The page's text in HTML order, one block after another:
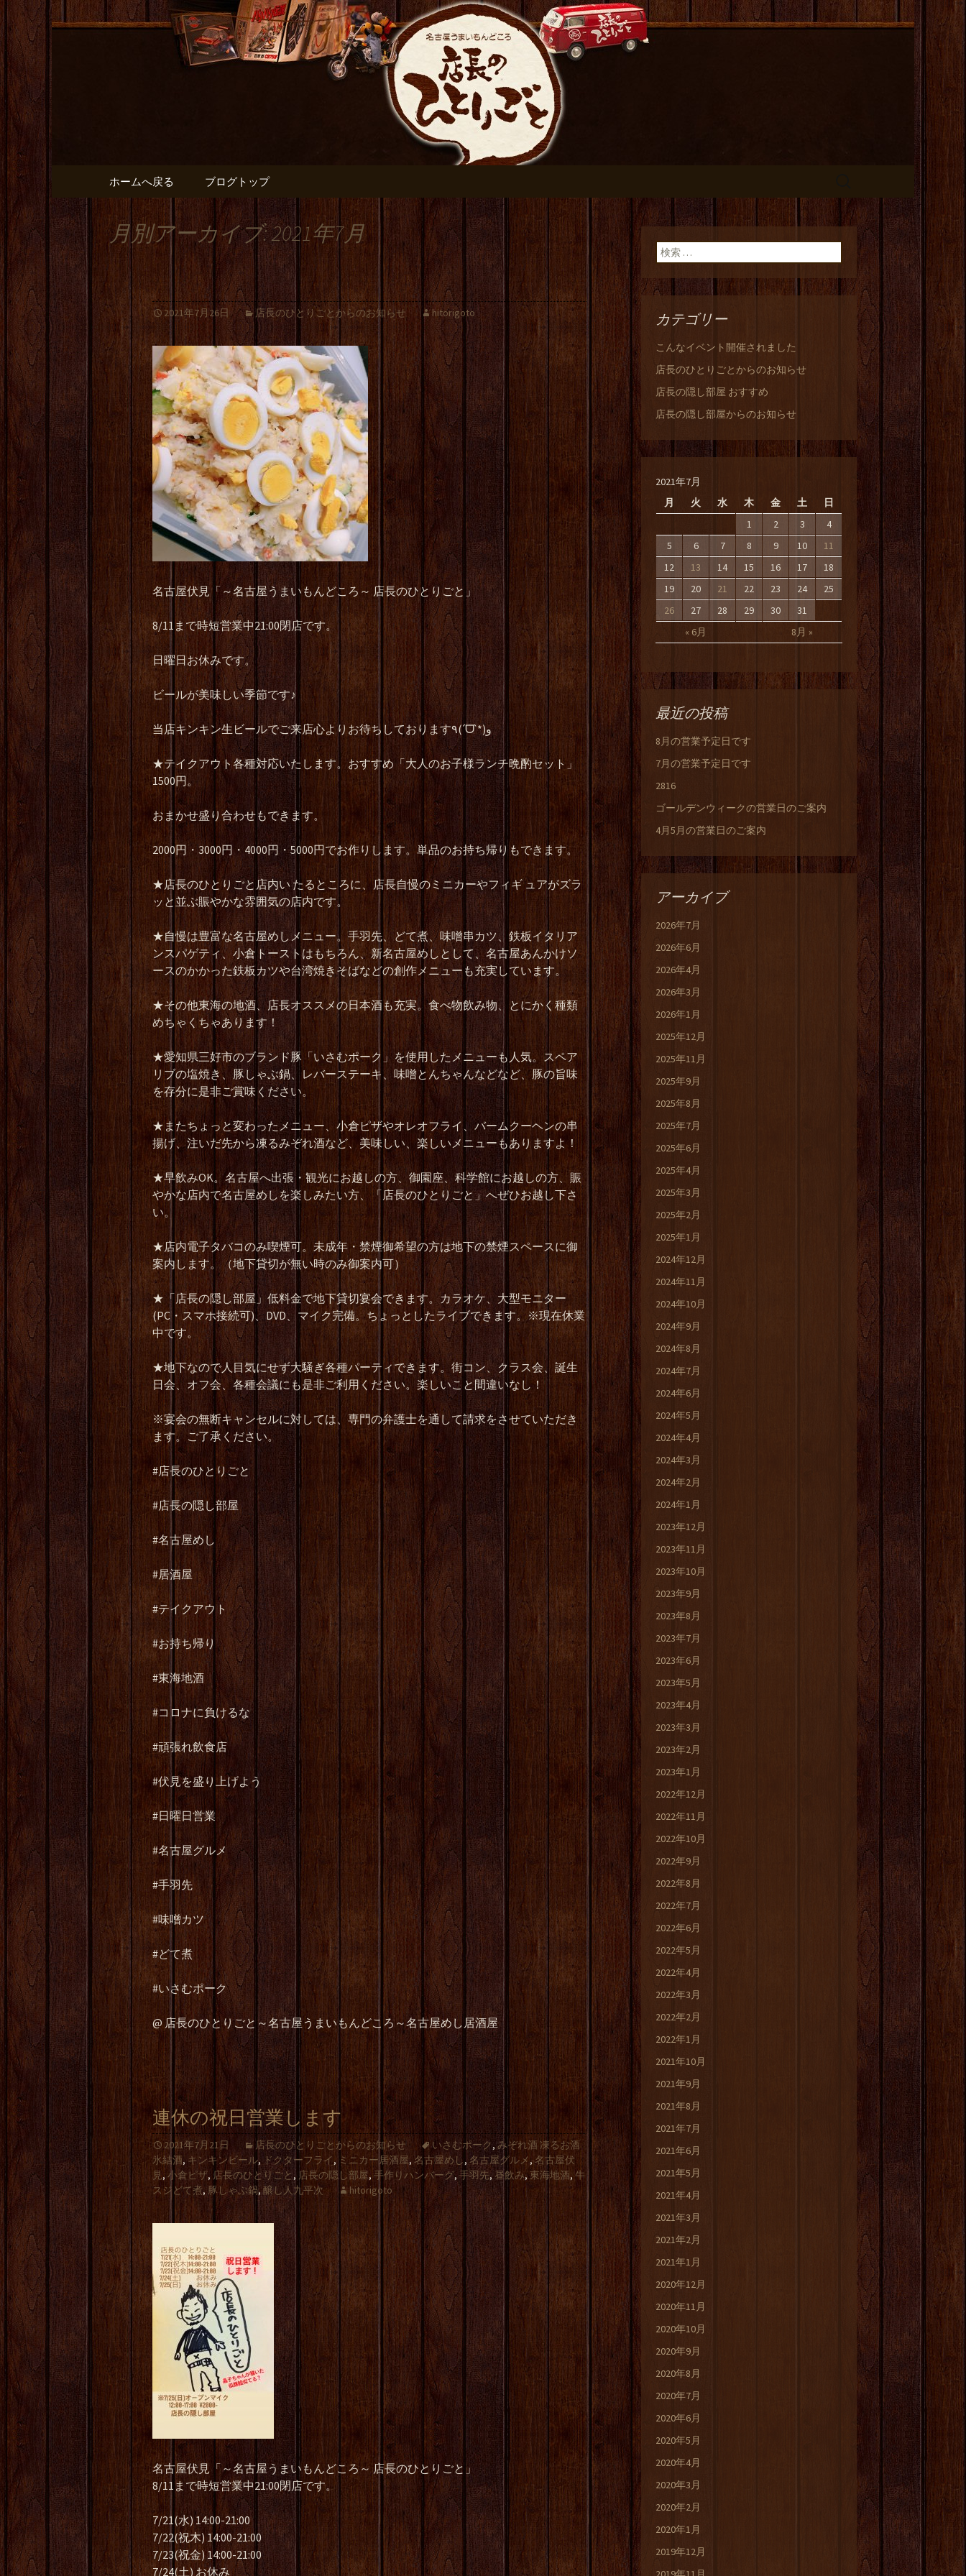
名古屋市伏見の居酒屋【店長のひとりご
出張や観光に名古屋めしがおすすめです
コンテンツへ移動
ホームへ戻る ブログトップ
月別アーカイブ: 2021年7月
2021年7月26日 店長のひとりごとからのお知らせ hitorigoto
名古屋伏見「～名古屋うまいもんどころ～ 店長のひとりごと」
8/11まで時短営業中21:00閉店です。
日曜日お休みです。
ビールが美味しい季節です♪
当店キンキン生ビールでご来店心よりお待ちしております٩(ˊᗜˋ*)و
★テイクアウト各種対応いたします。おすすめ「大人のお子様ランチ晩酌セット」
1500円。
おまかせ盛り合わせもできます。
2000円・3000円・ 4000円・5000円でお作りします。単品のお持ち帰りもできます。
★店長のひとりごと店内い たるところに、店長自慢のミニカーやフィギ ュアがズラ
ッと並ぶ賑やかな雰囲気の店内です。
★自慢は豊富な名古屋めしメニュー。手羽先、どて煮、味噌串カツ、鉄板イタリア
ンスパゲティ、小倉トーストはもちろん、新名古屋めしとして、名古屋あんかけソ
ースのかかった鉄板カツや台湾焼きそばなどの創作メニューも充実しています。
★その他東海の地酒、店長オススメの日本酒も充実。食べ物飲み物、とにかく種類
めちゃくちゃあります！
★愛知県三好市のブランド豚「いさむポーク」を使用したメニューも人気。スペア
リブの塩焼き、豚しゃぶ鍋、レバーステーキ、味噌とんちゃんなどなど、豚の旨味
を存分に是非ご賞味ください。
★ またちょっと変わったメニュー、小倉ピザやオレオフライ、バームクーヘンの串
揚げ、注いだ先から凍るみぞれ酒など、美味しい、楽しいメニューもありますよ！
★早飲みOK。名古屋へ出張・観光にお越しの方、御園座、科学館にお越しの方、賑
やかな店内で名古屋めしを楽しみたい方、「店長のひとりごと」へぜひお越し下さ
い。
★店内電子タバコのみ喫煙可。未成年・禁煙御希望の方は地下の禁煙スペースに御
案内します。（地下貸切が無い時のみ御案内可）
★ 「店長の隠し部屋」低料金で地下貸切宴会できます。カラオケ、大型モニター
(PC ・スマホ接続可)、 DVD、マイク完備。ちょっとしたライブできます。※現在休業
中です。
★地下なので人目気にせず大騒ぎ各種パーティできます。街コン、クラス会、誕生
日会、オフ会、各種会議にも是非ご利用ください。楽しいこと間違いなし！
※宴会の無断キャンセルに対しては、専門の弁護士を通して請求をさせていただき
ます。ご了承ください。
#店長のひとりごと
#店長の隠し部屋
#名古屋めし
#居酒屋
#テイクアウト
#お持ち帰り
#東海地酒
#コロナに負けるな
#頑張れ飲食店
#伏見を盛り上げよう
#日曜日営業
#名古屋グルメ
#手羽先
#味噌カツ
#どて煮
#いさむポーク
@ 店長のひとりごと～名古屋うまいもんどころ～名古屋めし居酒屋
連休の祝日営業します
2021年7月21日 店長のひとりごとからのお知らせ いさむポーク, みぞれ酒 凍るお酒
氷結酒, キンキンビール, ドクターフライ, ミニカー居酒屋, 名古屋めし, 名古屋グルメ , 名古屋伏
見, 小倉ピザ, 店長のひとりごと, 店長の隠し部屋, 手作りハンバーグ,手羽先,昼飲み, 東海地酒, 牛
スジどて煮, 豚しゃぶ鍋, 醸し人九平次 hitorigoto
名古屋伏見「～名古屋うまいもんどころ～ 店長のひとりごと」
8/11まで時短営業中21:00閉店です。
7/21(水) 14:00-21:00
7/22(祝木) 14:00-21:00
7/23(祝金) 14:00-21:00
7/24(土) お休み
検索:
カテゴリー
こんなイベント開催されました
店長のひとりごとからのお知らせ
店長の隠し部屋 おすすめ
店長の隠し部屋からのお知らせ
2021年7月
月
火 水 木 金 土 日
« 6月 8月 »
1 2 3
4
5
6 7 8 9 10
11
12
13 14 15 16 17
18
19
20 21 22 23 24
25
26
27 28 29 30 31
最近の投稿
8月の営業予定日です
7月の営業予定日です
2816
ゴールデンウィークの営業日のご案内
4月5月の営業日のご案内
アーカイブ
2026年7月
2026年6月
2026年4月
2026年3月
2026年1月
2025年12月
2025年11月
2025年9月
2025年8月
2025年7月
2025年6月
2025年4月
2025年3月
2025年2月
2025年1月
2024年12月
2024年11月
2024年10月
2024年9月
2024年8月
2024年7月
2024年6月
2024年5月
2024年4月
2024年3月
2024年2月
2024年1月
2023年12月
2023年11月
2023年10月
2023年9月
2023年8月
2023年7月
2023年6月
2023年5月
2023年4月
2023年3月
2023年2月
2023年1月
2022年12月
2022年11月
2022年10月
2022年9月
2022年8月
2022年7月
2022年6月
2022年5月
2022年4月
2022年3月
2022年2月
2022年1月
2021年10月
2021年9月
2021年8月
2021年7月
2021年6月
2021年5月
2021年4月
2021年3月
2021年2月
2021年1月
2020年12月
2020年11月
2020年10月
2020年9月
2020年8月
2020年7月
2020年6月
2020年5月
2020年4月
2020年3月
2020年2月
2020年1月
2019年12月